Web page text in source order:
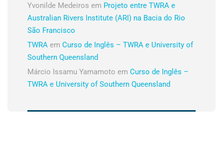
Yvonilde Medeiros em Projeto entre TWRA e
Australian Rivers Institute (ARI) na Bacia do Rio
São Francisco
TWRA em Curso de Inglês – TWRA e University of
Southern Queensland
Márcio Issamu Yamamoto em Curso de Inglês –
TWRA e University of Southern Queensland